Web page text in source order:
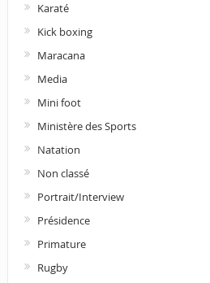
Karaté
Kick boxing
Maracana
Media
Mini foot
Ministère des Sports
Natation
Non classé
Portrait/Interview
Présidence
Primature
Rugby